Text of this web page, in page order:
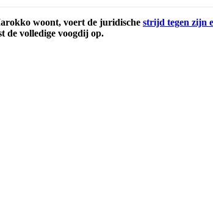
woont, voert de juridische strijd tegen zijn
de volledige voogdij op.